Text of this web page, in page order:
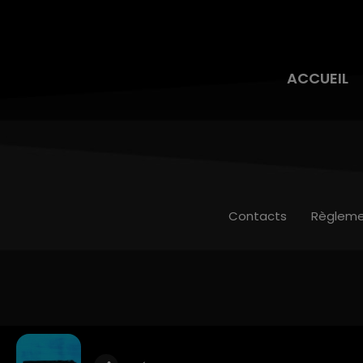
ACCUEIL
Contacts